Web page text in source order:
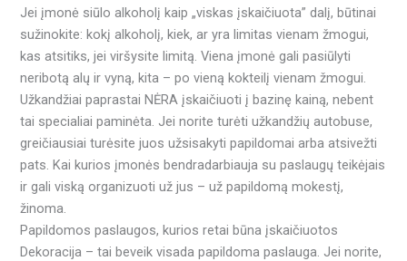
Jei įmonė siūlo alkoholį kaip „viskas įskaičiuota” dalį, būtinai
sužinokite: kokį alkoholį, kiek, ar yra limitas vienam žmogui,
kas atsitiks, jei viršysite limitą. Viena įmonė gali pasiūlyti
neribotą alų ir vyną, kita – po vieną kokteilį vienam žmogui.
Užkandžiai paprastai NĖRA įskaičiuoti į bazinę kainą, nebent
tai specialiai paminėta. Jei norite turėti užkandžių autobuse,
greičiausiai turėsite juos užsisakyti papildomai arba atsivežti
pats. Kai kurios įmonės bendradarbiauja su paslaugų teikėjais
ir gali viską organizuoti už jus – už papildomą mokestį,
žinoma.
Papildomos paslaugos, kurios retai būna įskaičiuotos
Dekoracija – tai beveik visada papildoma paslauga. Jei norite,